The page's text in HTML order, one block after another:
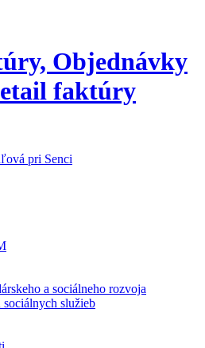
Objednávky
faktúry
a sociálneho rozvoja
služieb